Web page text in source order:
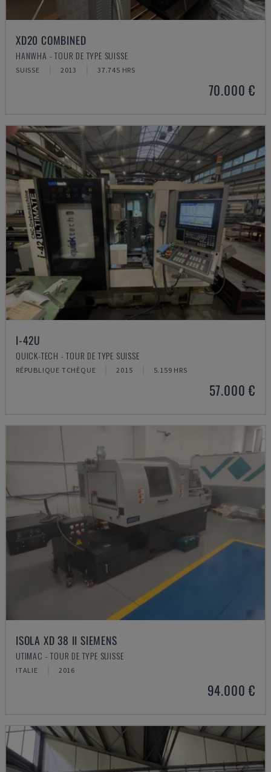
XD20 COMBINED
HANWHA - TOUR DE TYPE SUISSE
SUISSE 2013 37.745 HRS
70.000 €
I-42U
QUICK-TECH - TOUR DE TYPE SUISSE
RÉPUBLIQUE TCHÈQUE 2015 5.159 HRS
57.000 €
ISOLA XD 38 II SIEMENS
UTIMAC - TOUR DE TYPE SUISSE
ITALIE 2016
94.000 €